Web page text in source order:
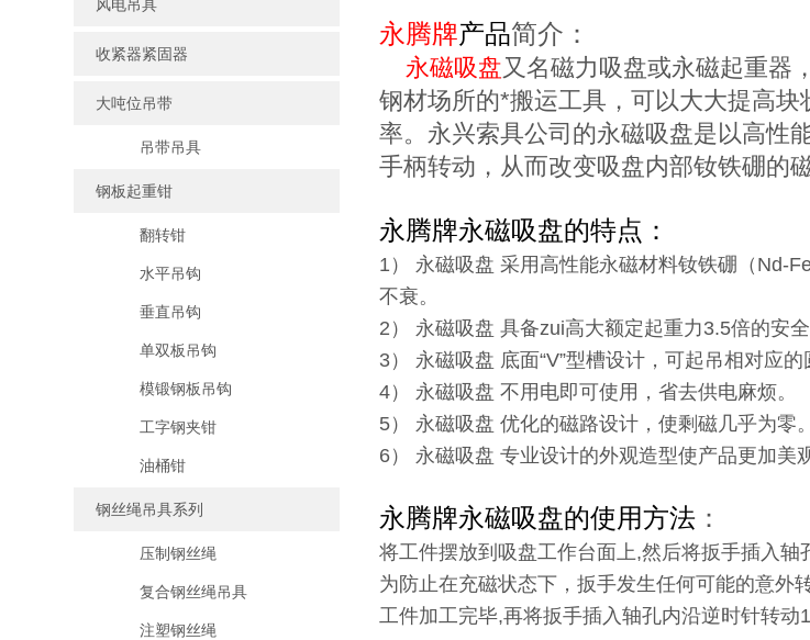
风电吊具
收紧器紧固器
大吨位吊带
吊带吊具
钢板起重钳
翻转钳
水平吊钩
垂直吊钩
单双板吊钩
模锻钢板吊钩
工字钢夹钳
油桶钳
钢丝绳吊具系列
压制钢丝绳
复合钢丝绳吊具
注塑钢丝绳
永腾牌产品简介：
永磁吸盘又名磁力吸盘或永磁起重器
钢材场所的*搬运工具，可以大大提高
率。永兴索具公司的永磁吸盘是以高性
手柄转动，从而改变吸盘内部钕铁硼的
永腾牌永磁吸盘的特点：
1） 永磁吸盘 采用高性能永磁材料钕铁硼（Nd-
不衰。
2） 永磁吸盘 具备zui高大额定起重力3.5倍的安全
3） 永磁吸盘 底面“V”型槽设计，可起吊相对应的
4） 永磁吸盘 不用电即可使用，省去供电麻烦。
5） 永磁吸盘 优化的磁路设计，使剩磁几乎为零。
6） 永磁吸盘 专业设计的外观造型使产品更加美
永腾牌永磁吸盘的使用方法 ：
将工件摆放到吸盘工作台面上,然后将扳手插入轴
为防止在充磁状态下，扳手发生任何可能的意外
工件加工完毕,再将扳手插入轴孔内沿逆时针转动